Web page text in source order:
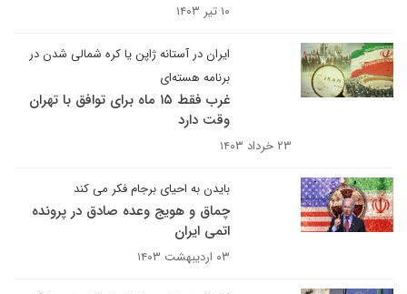
۱۰ تیر ۱۴۰۳
ایران در آستانه ژاپن یا کره شمالی شدن در
برنامه هسته‌ای
غرب فقط ۱۵ ماه برای توافق با تهران
وقت دارد
۲۳ خرداد ۱۴۰۳
بایدن به احیای برجام فکر می کند
چماق و هویج وعده صادق در پرونده
اتمی ایران
۰۳ اردیبهشت ۱۴۰۳